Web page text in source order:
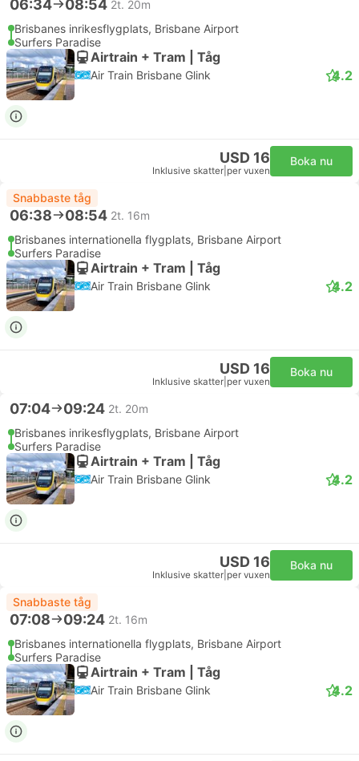
06:34 08:54 2t. 20m
Brisbanes inrikesflygplats, Brisbane Airport
Surfers Paradise
Airtrain + Tram | Tåg
Air Train Brisbane Glink 4.2
USD 16
Inklusive skatter per vuxen
Boka nu
Snabbaste tåg
06:38 08:54 2t. 16m
Brisbanes internationella flygplats, Brisbane Airport
Surfers Paradise
Airtrain + Tram | Tåg
Air Train Brisbane Glink 4.2
USD 16
Inklusive skatter per vuxen
Boka nu
07:04 09:24 2t. 20m
Brisbanes inrikesflygplats, Brisbane Airport
Surfers Paradise
Airtrain + Tram | Tåg
Air Train Brisbane Glink 4.2
USD 16
Inklusive skatter per vuxen
Boka nu
Snabbaste tåg
07:08 09:24 2t. 16m
Brisbanes internationella flygplats, Brisbane Airport
Surfers Paradise
Airtrain + Tram | Tåg
Air Train Brisbane Glink 4.2